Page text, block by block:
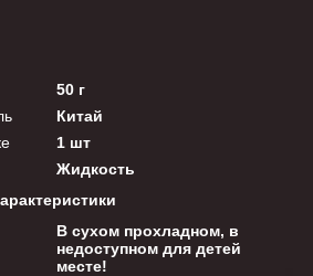
50 г
Китай
1 шт
Жидкость
В сухом прохладном, в
недоступном для детей
месте!